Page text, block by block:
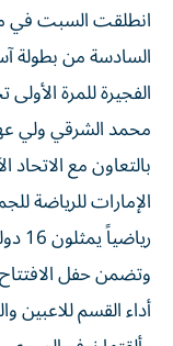
انطلقت السبت في
السادسة من بطولة
الفجيرة للمرة
محمد الشرقي ولي
بالتعاون مع الاتحاد
رياضياً يمثلون 16 دولة.
وتضمن حفل
أداء القسم للاعبين